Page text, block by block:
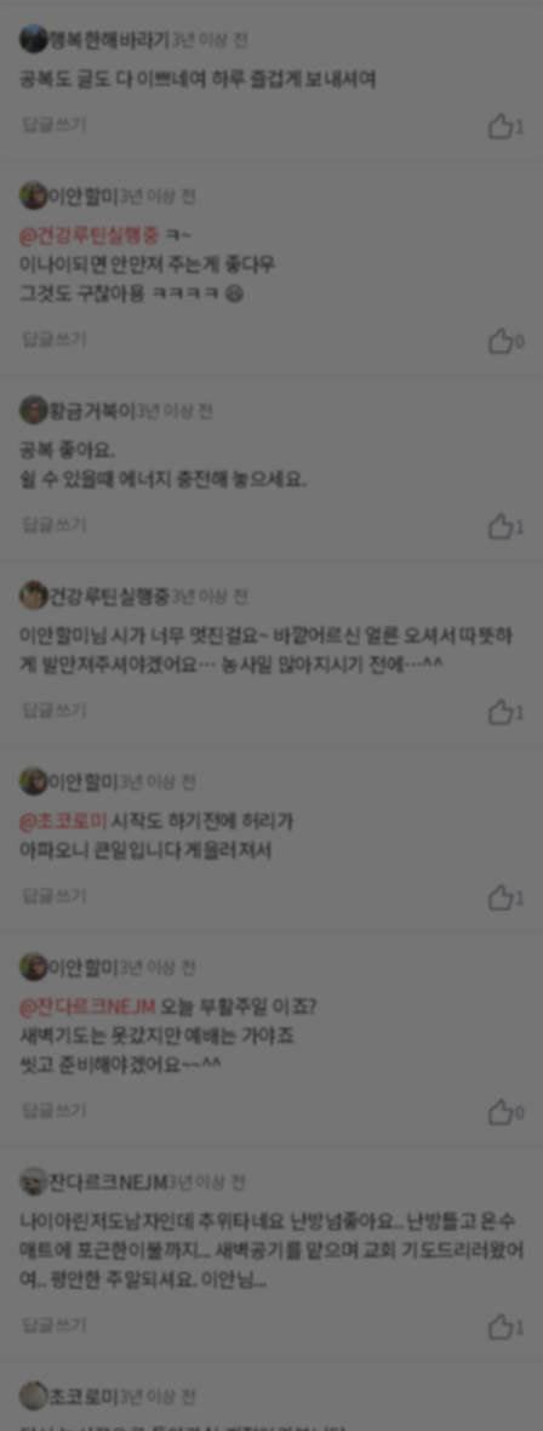
행복한해바라기 3년 이상 전
공복도 글도 다 이쁘네여 하루 즐겁게 보내셔여
1
이안할미 3년 이상 전
@건강루틴실행중 ㅋ~
이나이되면 안만져 주는게 좋다우
황금거북이 3년 이상 전
공복 좋아요.
쉴 수 있을때 에너지 충전해 놓으세요.
1
건강루틴실행중 3년 이상 전
이안할미님 시가 너무 멋진걸요~ 바깥어르신 얼른 오셔서 따뜻하
게 발만져주셔야겠어요… 농사일 많아지시기 전에…^^
1
이안할미 3년 이상 전
@초코로미 시작도 하기전에 허리가
아파오니 큰일입니다 게을러져서
1
이안할미 3년 이상 전
@잔다르크NEJM 오늘 부활주일 이죠?
새벽기도는 못갔지만 예배는 가야죠
씻고 준비해야겠어요~~^^
잔다르크NEJM 3년 이상 전
나이아린저도남자인데 추위타네요 난방넘좋아요.. 난방틀고 온수
매트에 포근한이불까지... 새벽공기를 맡으며 교회 기도드리러왔어
여.. 평안한 주말되셔요. 이안님...
1
초코로미 3년 이상 전